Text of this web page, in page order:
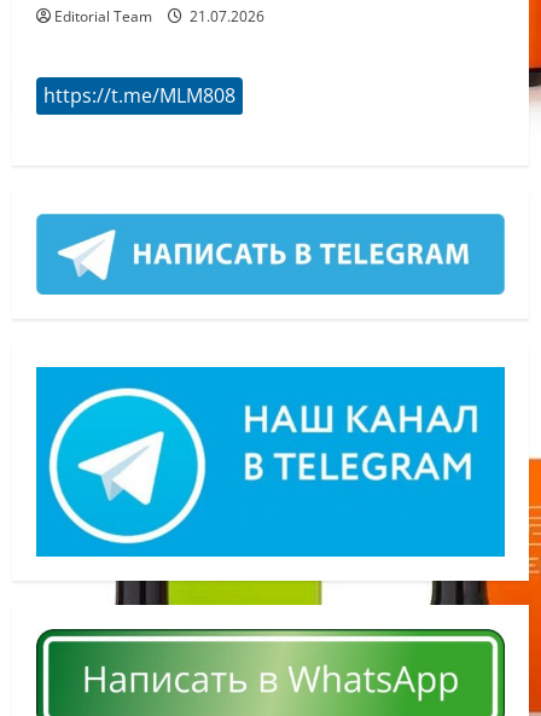
Editorial Team 21.07.2026
https://t.me/MLM808